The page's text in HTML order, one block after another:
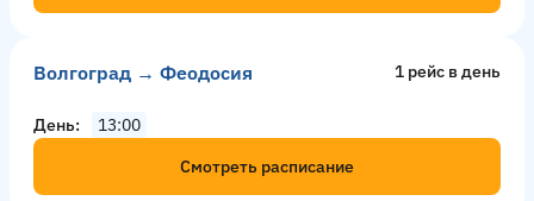
Волгоград → Феодосия 1 рейс в день
День
13:00
Смотреть расписание